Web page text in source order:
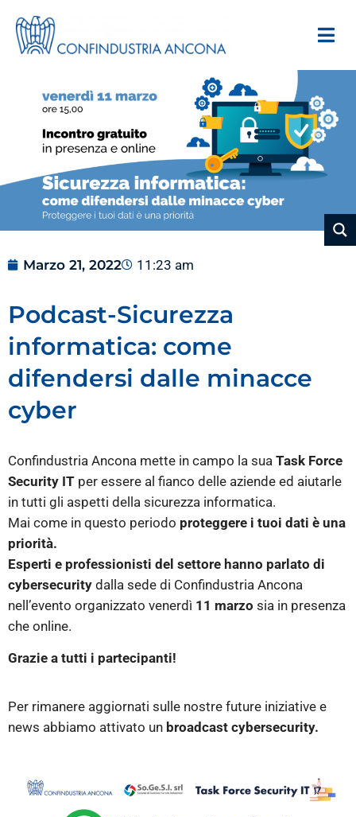
Marzo 21, 2022 11:23 am
Podcast-Sicurezza
informatica: come
difendersi dalle minacce
cyber
Confindustria Ancona mette in campo la sua Task Force
Security IT per essere al fianco delle aziende ed aiutarle
in tutti gli aspetti della sicurezza informatica.
Mai come in questo periodo proteggere i tuoi dati è una
priorità.
Esperti e professionisti del settore hanno parlato di
cybersecurity dalla sede di Confindustria Ancona
nell’evento organizzato venerdì 11 marzo sia in presenza
che online.
Grazie a tutti i partecipanti!
Per rimanere aggiornati sulle nostre future iniziative e
news abbiamo attivato un broadcast cybersecurity.